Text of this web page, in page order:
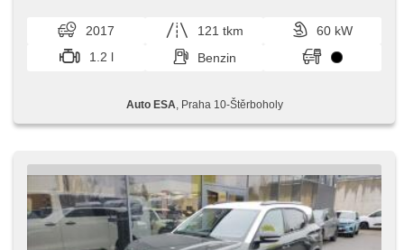
pruhu, Wegfahrsperre, 6x Airbag, Lichtsensor
2017 121 tkm
60 kW
1.2 l
Benzin
Auto ESA , Praha 10-Štěrboholy